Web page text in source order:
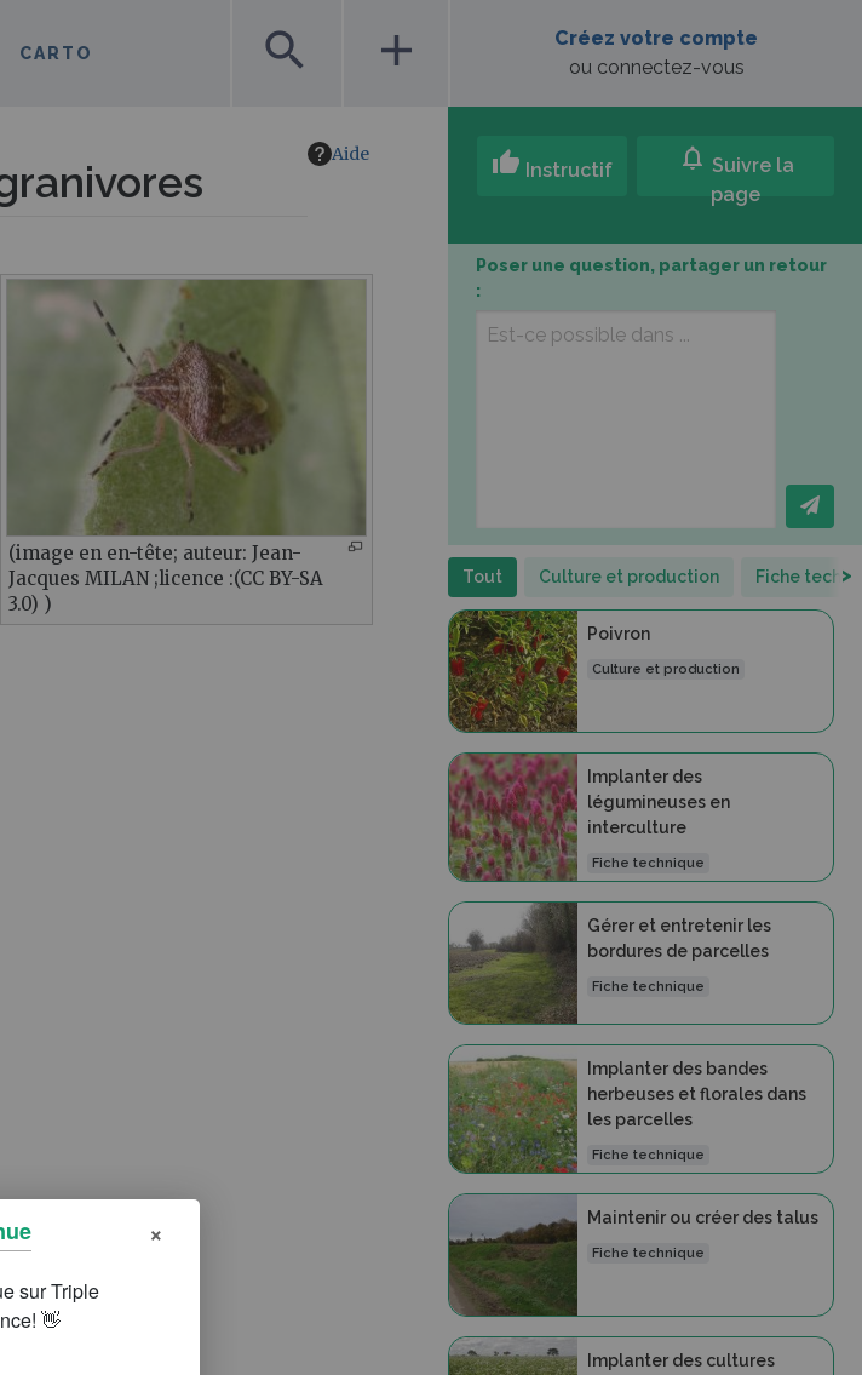
CARTO search add
Créez votre compte
ou connectez-vous
Aide
(image en en-tête; auteur: Jean-
Jacques MILAN ;licence :(CC BY-SA
3.0) )
thumb_up Instructif notifications Suivre la
page
Poser une question, partager un retour
:
Tout Culture et production Fiche >
Poivron
Culture et production
Implanter des
légumineuses en
interculture
Fiche technique
Gérer et entretenir les
bordures de parcelles
Fiche technique
Implanter des bandes
herbeuses et florales dans
les parcelles
Fiche technique
Maintenir ou créer des talus
Fiche technique
Implanter des cultures
×